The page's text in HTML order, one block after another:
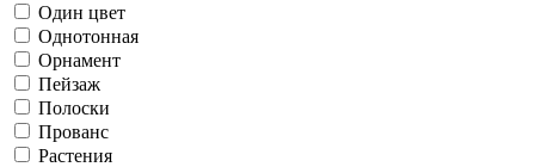
Один цвет
Однотонная
Орнамент
Пейзаж
Полоски
Прованс
Растения